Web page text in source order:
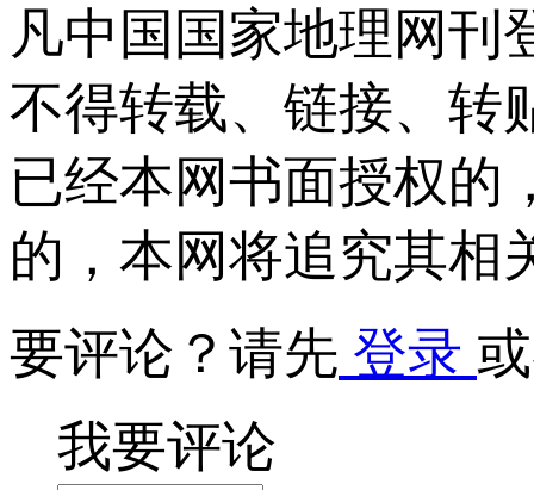
凡中国国家地理网刊
不得转载、链接、转
已经本网书面授权的
的，本网将追究其相
要评论？请先 登录
我要评论